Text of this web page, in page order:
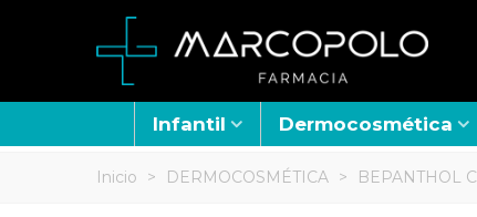
Infantil Dermocosmética
Inicio > DERMOCOSMÉTICA > BEPANTHOL